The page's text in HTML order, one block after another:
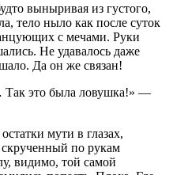
выныривая из густого,
тело ныло как после суток
с мечами. Руки
Не удавалось даже
Да он же связан!
это была ловушка!» —
мути в глазах,
по рукам
видимо, той самой